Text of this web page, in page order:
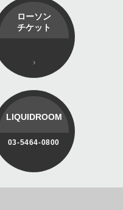
ローソン
チケット
LIQUIDROOM
03-5464-0800